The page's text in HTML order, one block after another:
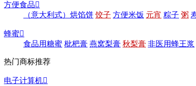
方便食品
（意大利式）烘馅饼 饺子 方便米饭 元宵 粽子 粥
蜂蜜
食品用糖蜜 枇杷膏 燕窝梨膏 秋梨膏 非医用蜂王浆
热门商标推荐
电子计算机